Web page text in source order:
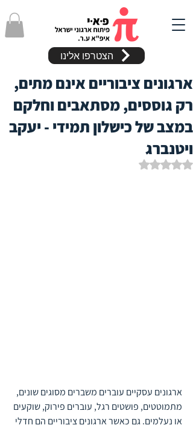
הצטרפו אלינו
ארגונים ציבוריים אינם מתים,
רק גוססים, מסתאבים וחלקם
במצב של כישלון תמידי - יעקב
ויטנברג
דירוג של NaN מתוך 5 כוכבים
ארגונים עסקיים עוברים משברים מסוגים שונים,
מתמוטטים, פושטים רגל, עוברים פירוק, שוקעים
או נעלמים. גם כאשר ארגונים ציבוריים הם חדלי